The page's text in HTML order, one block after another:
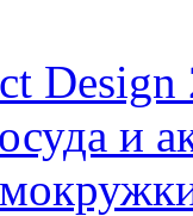
Design
и